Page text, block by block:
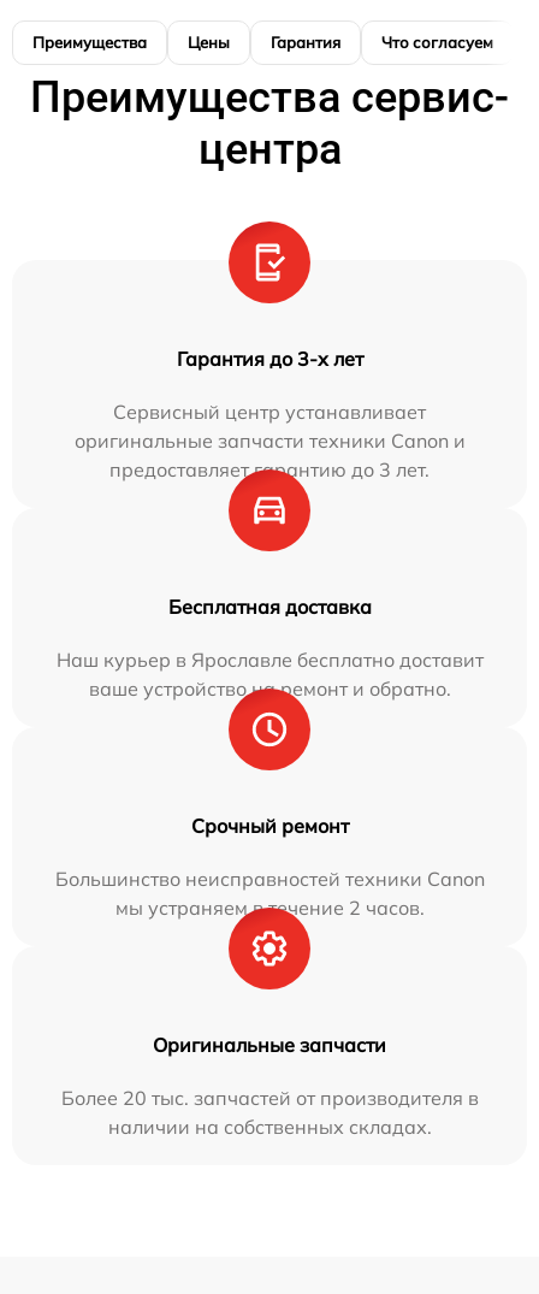
Преимущества Цены Гарантия Что согласуем
Преимущества сервис-
центра
Гарантия до 3-х лет
Сервисный центр устанавливает
оригинальные запчасти техники Canon и
предоставляет гарантию до 3 лет.
Бесплатная доставка
Наш курьер в Ярославле бесплатно доставит
ваше устройство на ремонт и обратно.
Срочный ремонт
Большинство неисправностей техники Canon
мы устраняем в течение 2 часов.
Оригинальные запчасти
Более 20 тыс. запчастей от производителя в
наличии на собственных складах.